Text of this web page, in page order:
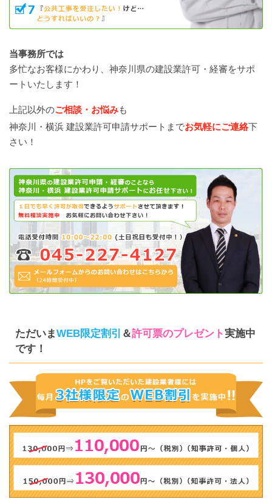
当事務所では
多忙なお客様にかわり、神奈川県の建設業許可・経審をサポ
ートいたします！
上記以外のご相談・お悩みも
神奈川・横浜 建設業許可申請サポートまでお気軽にご連絡下
さい！
ただいまWEB限定割引 ＆許可票のプレゼント実施中
です！